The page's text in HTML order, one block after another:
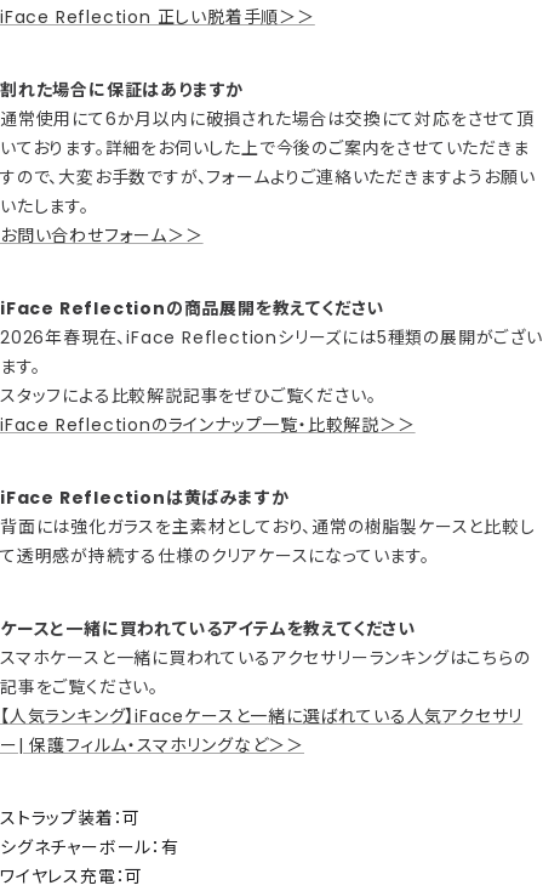
iFace Reflection 正しい脱着手順＞＞
割れた場合に保証はありますか
通常使用にて6か月以内に破損された場合は交換にて対応をさせて頂
いております。詳細をお伺いした上で今後のご案内をさせていただきま
すので、大変お手数ですが、フォームよりご連絡いただきますようお願い
いたします。
お問い合わせフォーム＞＞
iFace Reflectionの商品展開を教えてください
2026年春現在、iFace Reflectionシリーズには5種類の展開がござい
ます。
スタッフによる比較解説記事をぜひご覧ください。
iFace Reflectionのラインナップ一覧・比較解説＞＞
iFace Reflectionは黄ばみますか
背面には強化ガラスを主素材としており、通常の樹脂製ケースと比較し
て透明感が持続する仕様のクリアケースになっています。
ケースと一緒に買われているアイテムを教えてください
スマホケースと一緒に買われているアクセサリーランキングはこちらの
記事をご覧ください。
【人気ランキング】iFaceケースと一緒に選ばれている人気アクセサリ
ー| 保護フィルム・スマホリングなど＞＞
ストラップ装着：可
シグネチャーボール：有
ワイヤレス充電：可